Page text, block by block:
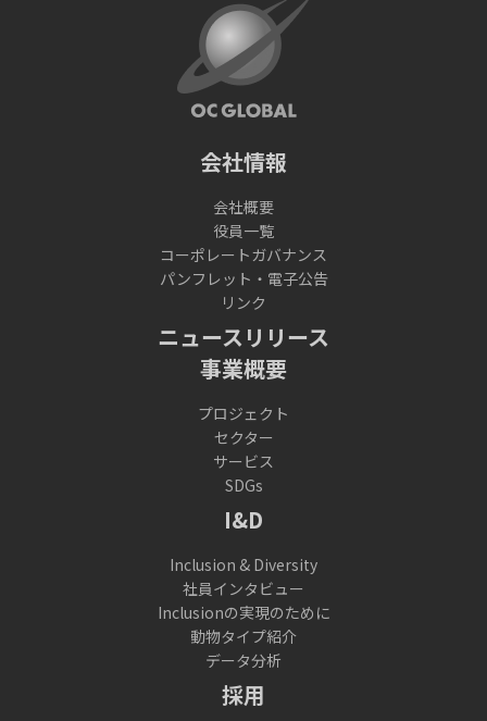
会社情報
会社概要
役員一覧
コーポレートガバナンス
パンフレット・電子公告
リンク
ニュースリリース
事業概要
プロジェクト
セクター
サービス
SDGs
I&D
Inclusion & Diversity
社員インタビュー
Inclusionの実現のために
動物タイプ紹介
データ分析
採用